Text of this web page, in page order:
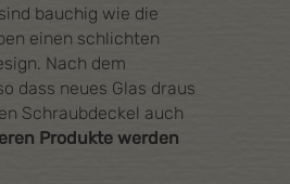
bauchig wie die
einen schlichten
Nach dem
dass neues Glas draus
Schraubdeckel auch
Produkte werden